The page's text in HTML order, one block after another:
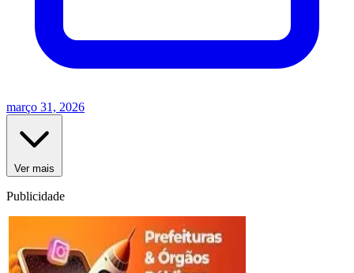
março 31, 2026
Ver mais
Publicidade